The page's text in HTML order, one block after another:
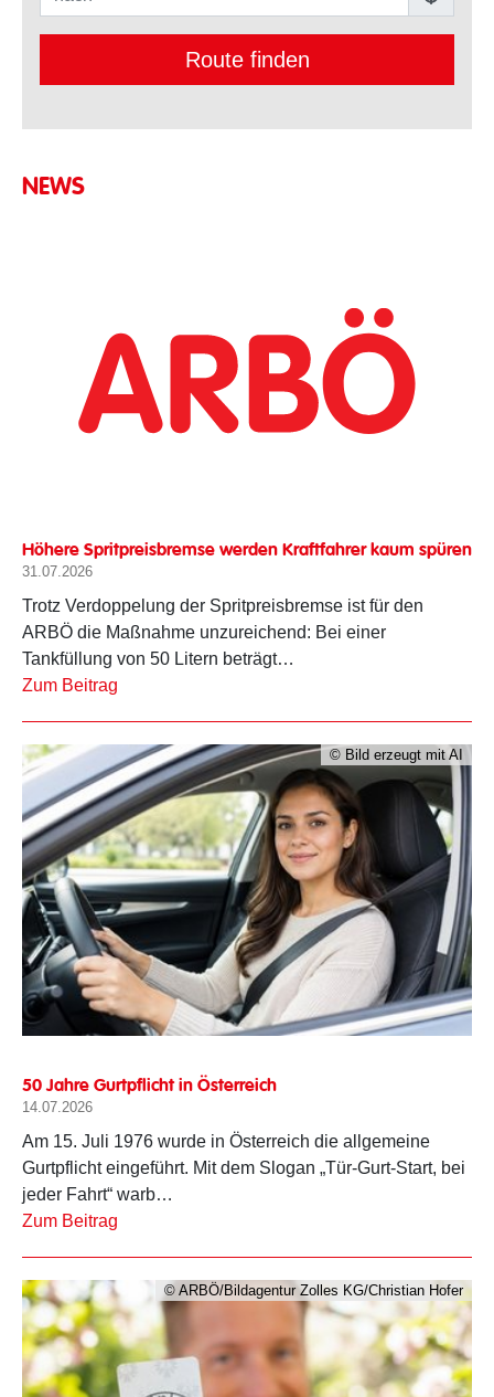
Route finden
NEWS
Höhere Spritpreisbremse werden Kraftfahrer kaum spüren
31.07.2026
Trotz Verdoppelung der Spritpreisbremse ist für den
ARBÖ die Maßnahme unzureichend: Bei einer
Tankfüllung von 50 Litern beträgt…
Zum Beitrag
© Bild erzeugt mit AI
50 Jahre Gurtpflicht in Österreich
14.07.2026
Am 15. Juli 1976 wurde in Österreich die allgemeine
Gurtpflicht eingeführt. Mit dem Slogan „Tür-Gurt-Start, bei
jeder Fahrt“ warb…
Zum Beitrag
© ARBÖ/Bildagentur Zolles KG/Christian Hofer